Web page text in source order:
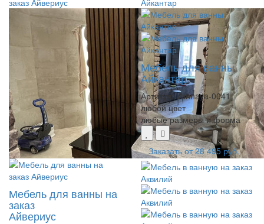
Мебель для ванны на
заказ
Айвериус
Мебель для ванны
Айкантар
Артикул:Vannaya-0041
любой цвет
любые размеры и форма
Заказать от28 495 руб.